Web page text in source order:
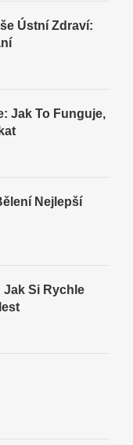
Ústní Zdraví:
Jak To Funguje,
Nejlepší
Jak Si Rychle